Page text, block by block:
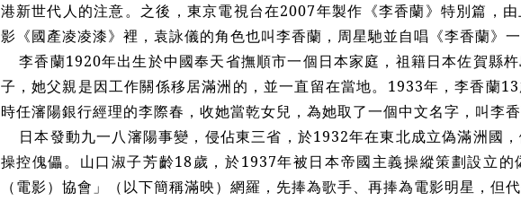
港新世代人的注意。之後，東京電視台在2007年製作《李香蘭》特別篇，
影《國產凌凌漆》裡，袁詠儀的角色也叫李香蘭，周星馳並自唱《李香蘭》一
李香蘭1920年出生於中國奉天省撫順市一個日本家庭，祖籍日本佐賀縣
子，她父親是因工作關係移居滿洲的，並一直留在當地。1933年，李香蘭
時任瀋陽銀行經理的李際春，收她當乾女兒，為她取了一個中文名字，叫李香
日本發動九一八瀋陽事變，侵佔東三省，於1932年在東北成立偽滿洲國
操控傀儡。山口淑子芳齡18歲，於1937年被日本帝國主義操縱策劃設立
（電影） 協會」（以下簡稱滿映）網羅，先捧為歌手、再捧為電影明星，但